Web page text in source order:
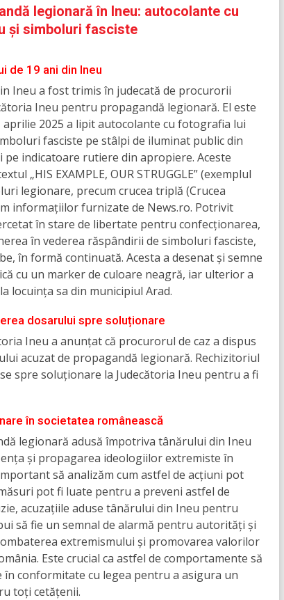
legionară în Ineu: autocolante cu
și simboluri fasciste
de 19 ani din Ineu
Ineu a fost trimis în judecată de procurorii
Ineu pentru propagandă legionară. El este
2025 a lipit autocolante cu fotografia lui
fasciste pe stâlpi de iluminat public din
pe indicatoare rutiere din apropiere. Aceste
„HIS EXAMPLE, OUR STRUGGLE” (exemplul
legionare, precum crucea triplă (Crucea
informațiilor furnizate de News.ro. Potrivit
în stare de libertate pentru confecționarea,
în vederea răspândirii de simboluri fasciste,
în formă continuată. Acesta a desenat și semne
cu un marker de culoare neagră, iar ulterior a
locuința sa din municipiul Arad.
dosarului spre soluționare
Ineu a anunțat că procurorul de caz a dispus
acuzat de propagandă legionară. Rechizitoriul
spre soluționare la Judecătoria Ineu pentru a fi
în societatea românească
legionară adusă împotriva tânărului din Ineu
și propagarea ideologiilor extremiste în
să analizăm cum astfel de acțiuni pot
pot fi luate pentru a preveni astfel de
acuzațiile aduse tânărului din Ineu pentru
să fie un semnal de alarmă pentru autorități și
extremismului și promovarea valorilor
Este crucial ca astfel de comportamente să
în conformitate cu legea pentru a asigura un
toți cetățenii.